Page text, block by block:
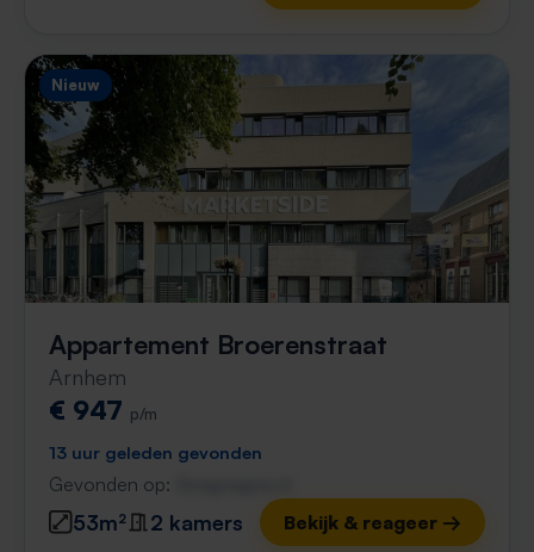
Nieuw
Appartement Broerenstraat
Arnhem
€ 947 p/m
13 uur geleden gevonden
Gevonden op:
53m² 2 kamers Bekijk & reageer →